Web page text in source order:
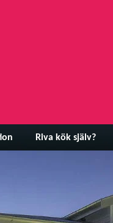
Riva kök själv?